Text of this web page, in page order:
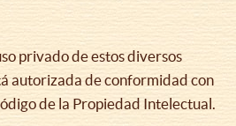
privado de estos diversos
autorizada de conformidad con
de la Propiedad Intelectual.